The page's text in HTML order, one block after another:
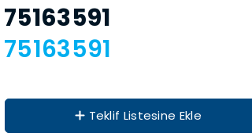
75163591
75163591
Teklif Listesine Ekle